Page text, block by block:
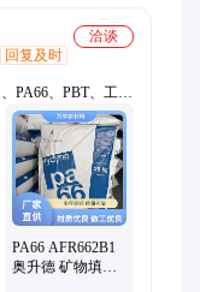
洽谈
回复及时
PA66、PBT、工程
PA66 AFR662B1
奥升德 矿物填